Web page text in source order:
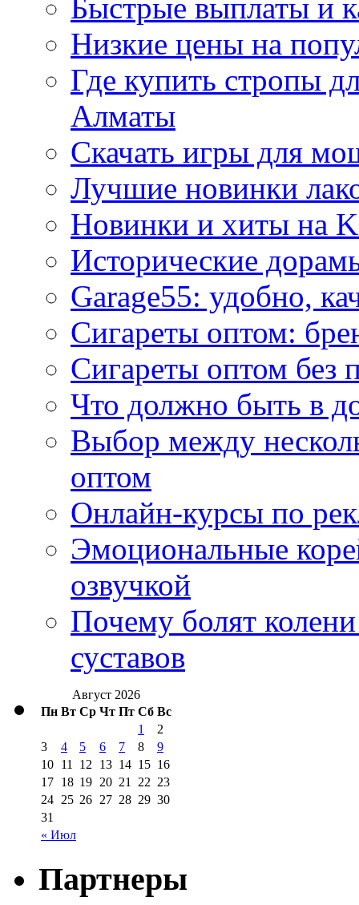
Быстрые выплаты и
Низкие цены на
Где купить стропы
Алматы
Скачать игры для
Лучшие новинки
Новинки и хиты на
Исторические
Garage55: удобно,
Сигареты оптом:
Сигареты оптом без
Что должно быть в
Выбор между
оптом
Онлайн-курсы по
Эмоциональные
озвучкой
Почему болят
суставов
Август 2026
Пн Вт Ср Чт Пт Сб Вс
« Июл
1
2
3
4 5 6 7 8
9
10 11 12 13 14 15 16
17 18 19 20 21 22 23
24 25 26 27 28 29 30
31
Партнеры